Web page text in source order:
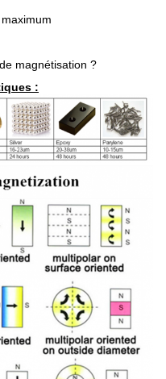
magnétisation ?
: